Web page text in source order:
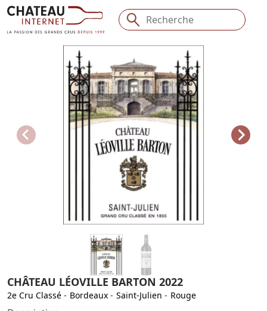
CHÂTEAU LÉOVILLE BARTON 2022
2e Cru Classé - Bordeaux - Saint-Julien - Rouge